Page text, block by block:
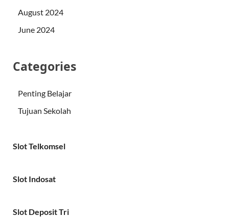
August 2024
June 2024
Categories
Penting Belajar
Tujuan Sekolah
Slot Telkomsel
Slot Indosat
Slot Deposit Tri